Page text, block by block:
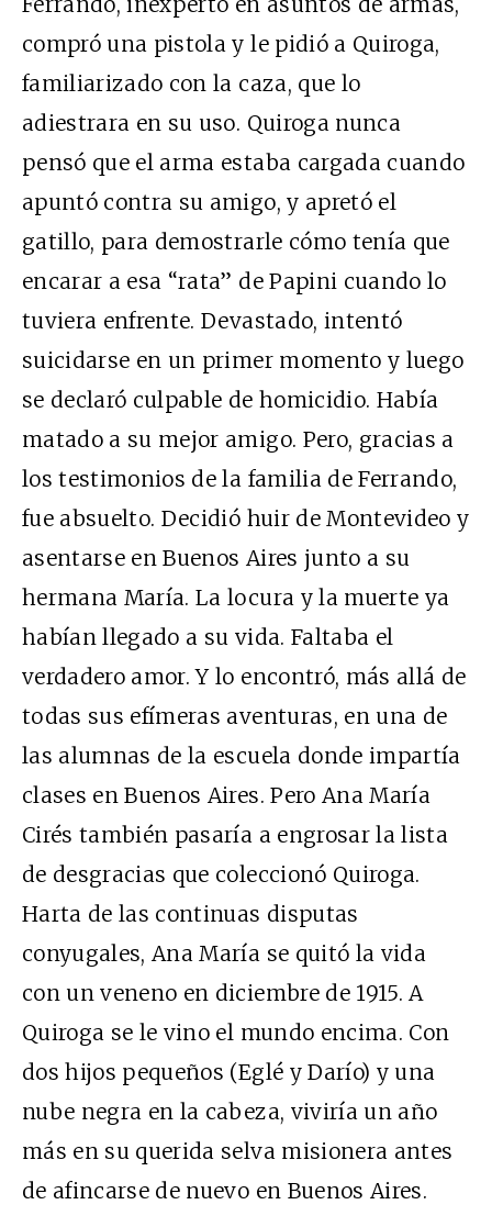
compró una pistola y le pidió a Quiroga,
familiarizado con la caza, que lo
adiestrara en su uso. Quiroga nunca
pensó que el arma estaba cargada cuando
apuntó contra su amigo, y apretó el
gatillo, para demostrarle cómo tenía que
encarar a esa “rata” de Papini cuando lo
tuviera enfrente. Devastado, intentó
suicidarse en un primer momento y luego
se declaró culpable de homicidio. Había
matado a su mejor amigo. Pero, gracias a
los testimonios de la familia de Ferrando,
fue absuelto. Decidió huir de Montevideo y
asentarse en Buenos Aires junto a su
hermana María. La locura y la muerte ya
habían llegado a su vida. Faltaba el
verdadero amor. Y lo encontró, más allá de
todas sus efímeras aventuras, en una de
las alumnas de la escuela donde impartía
clases en Buenos Aires. Pero Ana María
Cirés también pasaría a engrosar la lista
de desgracias que coleccionó Quiroga.
Harta de las continuas disputas
conyugales, Ana María se quitó la vida
con un veneno en diciembre de 1915. A
Quiroga se le vino el mundo encima. Con
dos hijos pequeños (Eglé y Darío) y una
nube negra en la cabeza, viviría un año
más en su querida selva misionera antes
de afincarse de nuevo en Buenos Aires.